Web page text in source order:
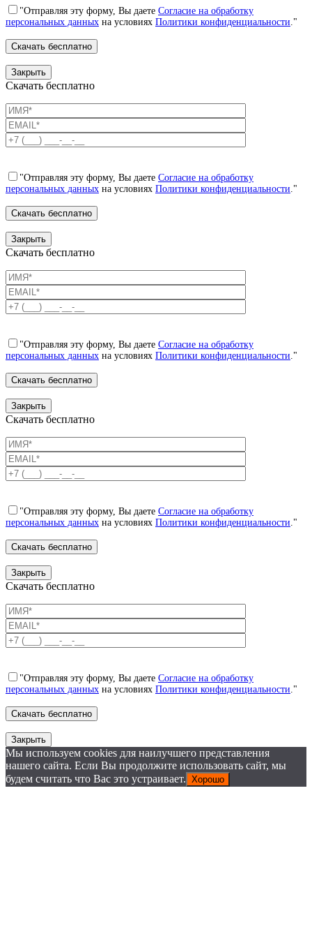
"Отправляя эту форму, Вы даете Согласие на обработку
персональных данных на условиях Политики конфиденциальности ."
Закрыть
Скачать бесплатно
"Отправляя эту форму, Вы даете Согласие на обработку
персональных данных на условиях Политики конфиденциальности ."
Закрыть
Скачать бесплатно
"Отправляя эту форму, Вы даете Согласие на обработку
персональных данных на условиях Политики конфиденциальности ."
Закрыть
Скачать бесплатно
"Отправляя эту форму, Вы даете Согласие на обработку
персональных данных на условиях Политики конфиденциальности ."
Закрыть
Скачать бесплатно
"Отправляя эту форму, Вы даете Согласие на обработку
персональных данных на условиях Политики конфиденциальности ."
Закрыть
Мы используем cookies для наилучшего представления
нашего сайта. Если Вы продолжите использовать сайт, мы
будем считать что Вас это устраивает. Хорошо